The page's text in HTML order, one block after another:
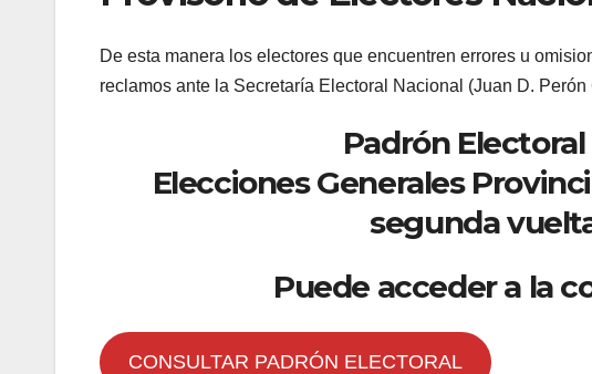
De esta manera los electores que encuentren errores u
reclamos ante la Secretaría Electoral Nacional (Juan D. Perón
Padrón Electoral
Elecciones Generales
segunda
Puede acceder a la
CONSULTAR PADRÓN ELECTORAL